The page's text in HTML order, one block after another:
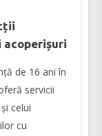
acoperișuri
de 16 ani în
servicii
celui
cu